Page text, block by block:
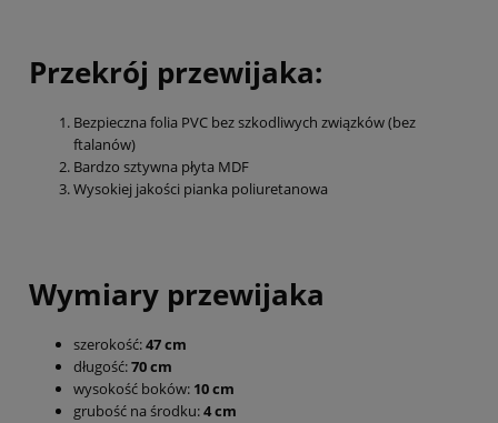
Przekrój przewijaka:
Bezpieczna folia PVC bez szkodliwych związków (bez
ftalanów)
Bardzo sztywna płyta MDF
Wysokiej jakości pianka poliuretanowa
Wymiary przewijaka
szerokość:47 cm
długość:70 cm
wysokość boków: 10 cm
grubość na środku:4 cm